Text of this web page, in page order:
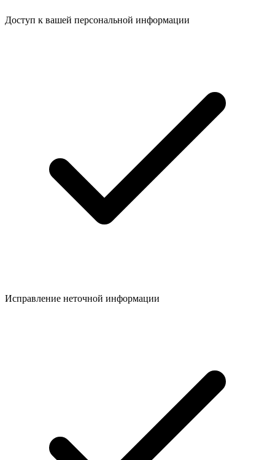
Доступ к вашей персональной информации
Исправление неточной информации